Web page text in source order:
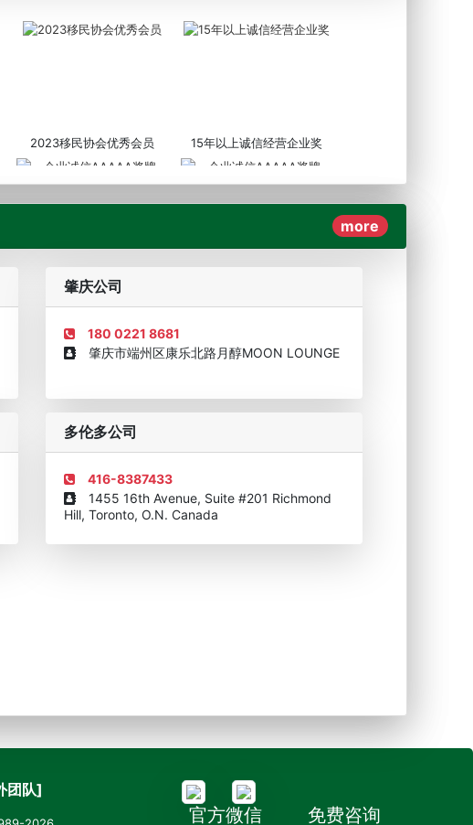
2023移民协会优秀会员 15年以上诚信经营企业奖
企业诚信AAAAA奖牌2019
加拿大移民顾问资格证书
more
肇庆公司
180 0221 8681
肇庆市端州区康乐北路月醇MOON LOUNGE
多伦多公司
416-8387433
1455 16th Avenue, Suite #201 Richmond
Hill, Toronto, O.N. Canada
团队]
官方微信 免费咨询